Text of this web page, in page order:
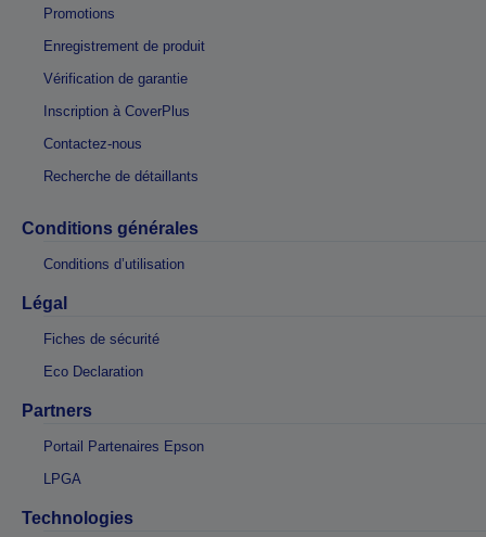
Promotions
Enregistrement de produit
Vérification de garantie
Inscription à CoverPlus
Contactez-nous
Recherche de détaillants
Conditions générales
Conditions d’utilisation
Légal
Fiches de sécurité
Eco Declaration
Partners
Portail Partenaires Epson
LPGA
Technologies